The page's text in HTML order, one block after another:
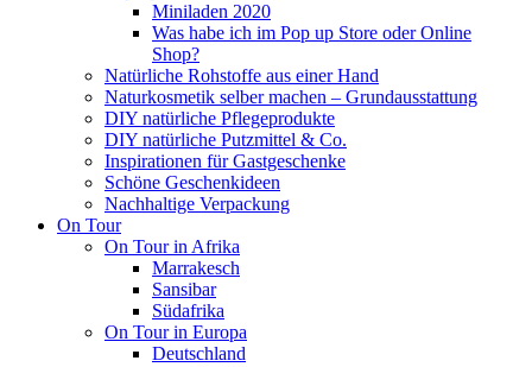
Miniladen 2020
Was habe ich im Pop up Store oder Online
Shop?
Natürliche Rohstoffe aus einer Hand
Naturkosmetik selber machen – Grundausstattung
DIY natürliche Pflegeprodukte
DIY natürliche Putzmittel & Co.
Inspirationen für Gastgeschenke
Schöne Geschenkideen
Nachhaltige Verpackung
On Tour
On Tour in Afrika
Marrakesch
Sansibar
Südafrika
On Tour in Europa
Deutschland